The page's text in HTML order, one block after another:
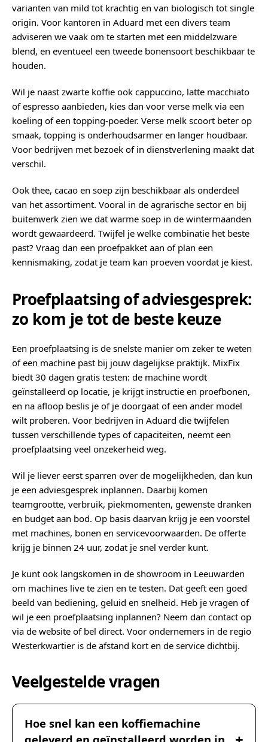
varianten van mild tot krachtig en van biologisch tot single
origin. Voor kantoren in Aduard met een divers team
adviseren we vaak om te starten met een middelzware
blend, en eventueel een tweede bonensoort beschikbaar te
houden.
Wil je naast zwarte koffie ook cappuccino, latte macchiato
of espresso aanbieden, kies dan voor verse melk via een
koeling of een topping-poeder. Verse melk scoort beter op
smaak, topping is onderhoudsarmer en langer houdbaar.
Voor bedrijven met bezoek of in dienstverlening maakt dat
verschil.
Ook thee, cacao en soep zijn beschikbaar als onderdeel
van het assortiment. Vooral in de agrarische sector en bij
buitenwerk zien we dat warme soep in de wintermaanden
wordt gewaardeerd. Twijfel je welke combinatie het beste
past? Vraag dan een proefpakket aan of plan een
kennismaking, zodat je team kan proeven voordat je kiest.
Proefplaatsing of adviesgesprek:
zo kom je tot de beste keuze
Een proefplaatsing is de snelste manier om zeker te weten
of een machine past bij jouw dagelijkse praktijk. MixFix
biedt 30 dagen gratis testen: de machine wordt
geïnstalleerd op locatie, je krijgt instructie en proefbonen,
en na afloop beslis je of je doorgaat of een ander model
wilt proberen. Voor bedrijven in Aduard die twijfelen
tussen verschillende types of capaciteiten, neemt een
proefplaatsing veel onzekerheid weg.
Wil je liever eerst sparren over de mogelijkheden, dan kun
je een adviesgesprek inplannen. Daarbij komen
teamgrootte, verbruik, piekmomenten, gewenste dranken
en budget aan bod. Op basis daarvan krijg je een voorstel
met machines, bonen en servicevoorwaarden. De offerte
krijg je binnen 24 uur, zodat je snel verder kunt.
Je kunt ook langskomen in de showroom in Leeuwarden
om machines live te zien en te testen. Dat geeft een goed
beeld van bediening, geluid en snelheid. Heb je vragen of
wil je een proefplaatsing inplannen? Neem dan contact op
via de website of bel direct. Voor ondernemers in de regio
Westerkwartier is de afstand kort en de service dichtbij.
Veelgestelde vragen
Hoe snel kan een koffiemachine